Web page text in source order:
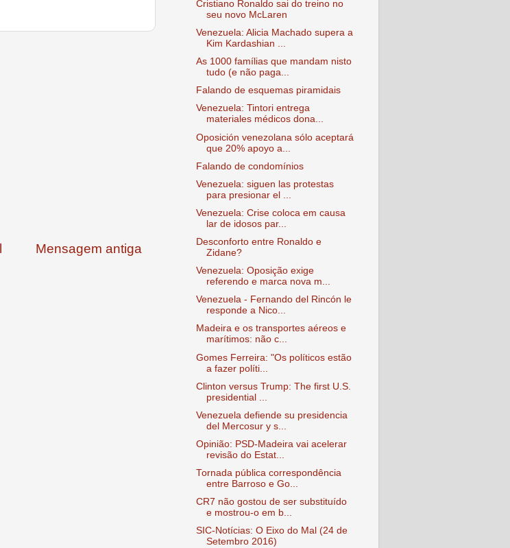
Mensagem antiga
Cristiano Ronaldo sai do treino no
seu novo McLaren
Venezuela: Alicia Machado supera a
Kim Kardashian ...
As 1000 famílias que mandam nisto
tudo (e não paga...
Falando de esquemas piramidais
Venezuela: Tintori entrega
materiales médicos dona...
Oposición venezolana sólo aceptará
que 20% apoyo a...
Falando de condomínios
Venezuela: siguen las protestas
para presionar el ...
Venezuela: Crise coloca em causa
lar de idosos par...
Desconforto entre Ronaldo e
Zidane?
Venezuela: Oposição exige
referendo e marca nova m...
Venezuela - Fernando del Rincón le
responde a Nico...
Madeira e os transportes aéreos e
marítimos: não c...
Gomes Ferreira: "Os políticos estão
a fazer políti...
Clinton versus Trump: The first U.S.
presidential ...
Venezuela defiende su presidencia
del Mercosur y s...
Opinião: PSD-Madeira vai acelerar
revisão do Estat...
Tornada pública correspondência
entre Barroso e Go...
CR7 não gostou de ser substituído
e mostrou-o em b...
SIC-Notícias: O Eixo do Mal (24 de
Setembro 2016)